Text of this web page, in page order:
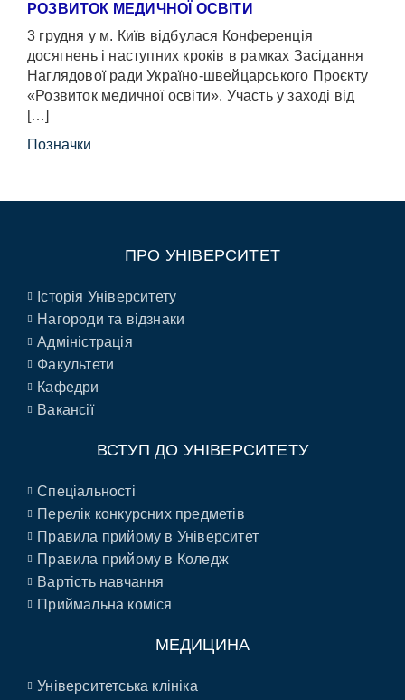
РОЗВИТОК МЕДИЧНОЇ ОСВІТИ
3 грудня у м. Київ відбулася Конференція
досягнень і наступних кроків в рамках Засідання
Наглядової ради Україно-швейцарського Проєкту
«Розвиток медичної освіти». Участь у заході від
[…]
Позначки
ПРО УНІВЕРСИТЕТ
Історія Університету
Нагороди та відзнаки
Адміністрація
Факультети
Кафедри
Вакансії
ВСТУП ДО УНІВЕРСИТЕТУ
Спеціальності
Перелік конкурсних предметів
Правила прийому в Університет
Правила прийому в Коледж
Вартість навчання
Приймальна коміся
МЕДИЦИНА
Університетська клініка